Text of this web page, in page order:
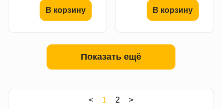
В корзину В корзину
Показать ещё
< 1 2 >